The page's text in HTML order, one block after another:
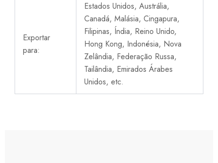
Exportar
para:
Estados Unidos, Austrália,
Canadá, Malásia, Cingapura,
Filipinas, Índia, Reino Unido,
Hong Kong, Indonésia, Nova
Zelândia, Federação Russa,
Tailândia, Emirados Árabes
Unidos, etc.